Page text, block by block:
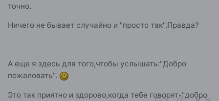
точно.
Ничего не бывает случайно и "просто так".Правда?
А еще я здесь для того,чтобы услышать:"Добро
пожаловать".
Это так приятно и здорово,когда тебе говорят-"добро